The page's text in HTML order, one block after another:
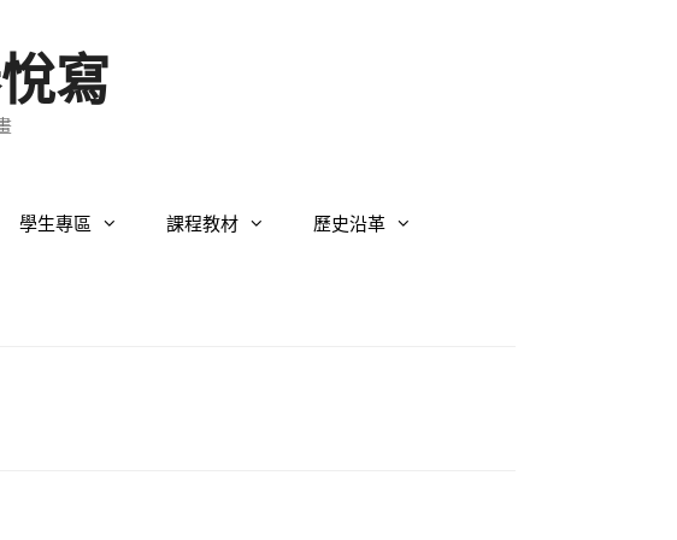
寫
學生專區 課程教材 歷史沿革